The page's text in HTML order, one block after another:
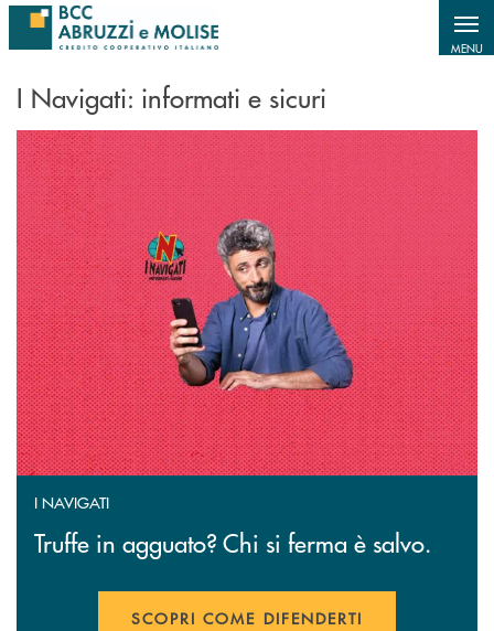
Salta al contenuto principale
MENU
I Navigati: informati e sicuri
I NAVIGATI
Truffe in agguato? Chi si ferma è salvo.
SCOPRI COME DIFENDERTI